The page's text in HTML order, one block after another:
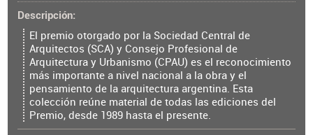
Descripción
El premio otorgado por la Sociedad Central de
Arquitectos (SCA) y Consejo Profesional de
Arquitectura y Urbanismo (CPAU) es el reconocimiento
más importante a nivel nacional a la obra y el
pensamiento de la arquitectura argentina. Esta
colección reúne material de todas las ediciones del
Premio, desde 1989 hasta el presente.